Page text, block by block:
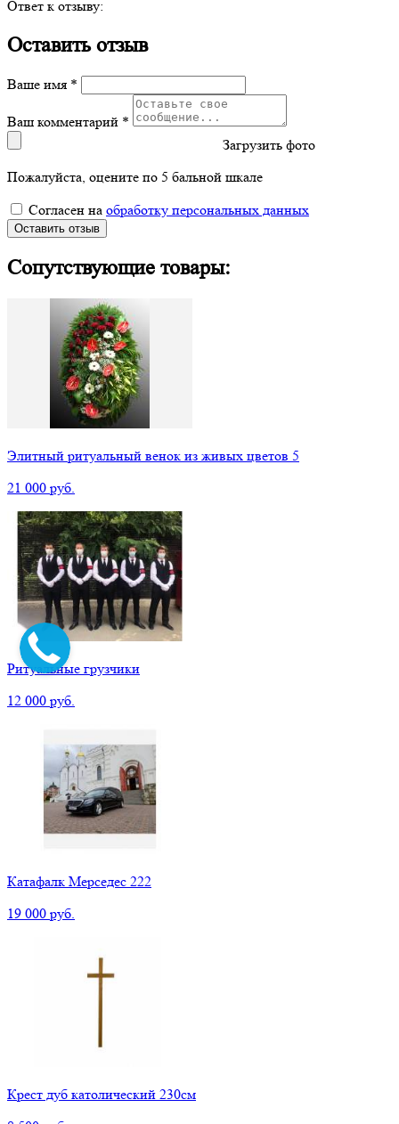
Ответ к отзыву:
Оставить отзыв
Ваше имя *
Ваш комментарий *
Загрузить фото
Пожалуйста, оцените по 5 бальной шкале
Согласен на обработку персональных данных
Оставить отзыв
Сопутствующие товары:
Элитный ритуальный венок из живых цветов 5
21 000 руб.
Ритуальные грузчики
12 000 руб.
Катафалк Мерседес 222
19 000 руб.
Крест дуб католический 230см